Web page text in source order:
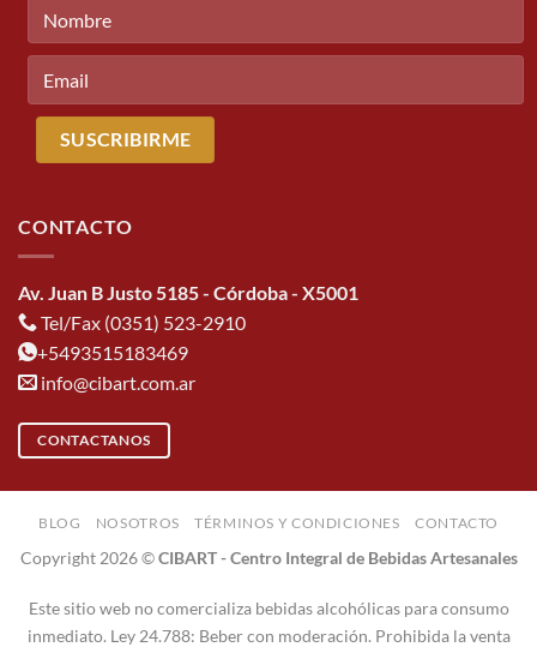
CONTACTO
Av. Juan B Justo 5185 - Córdoba - X5001
Tel/Fax (0351) 523-2910
+5493515183469
info@cibart.com.ar
CONTACTANOS
BLOG NOSOTROS TÉRMINOS Y CONDICIONES CONTACTO
Copyright 2026 ©CIBART - Centro Integral de Bebidas Artesanales
Este sitio web no comercializa bebidas alcohólicas para consumo
inmediato. Ley 24.788: Beber con moderación. Prohibida la venta